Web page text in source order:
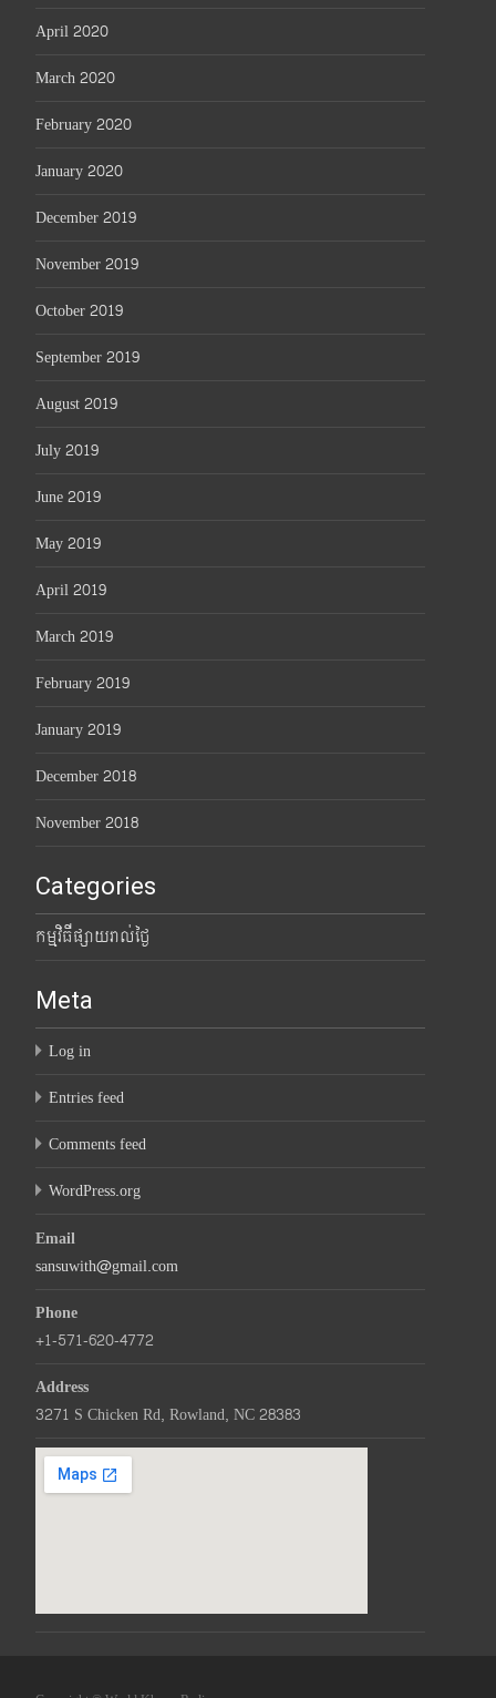
April 2020
March 2020
February 2020
January 2020
December 2019
November 2019
October 2019
September 2019
August 2019
July 2019
June 2019
May 2019
April 2019
March 2019
February 2019
January 2019
December 2018
November 2018
Categories
កម្មវិធីផ្សាយរាល់ថ្ងៃ
Meta
Log in
Entries feed
Comments feed
WordPress.org
Email
sansuwith@gmail.com
Phone
+1-571-620-4772
Address
3271 S Chicken Rd, Rowland, NC 28383